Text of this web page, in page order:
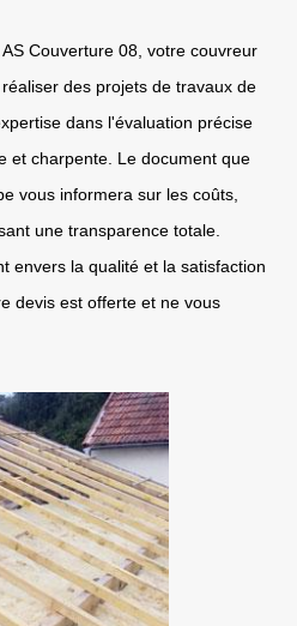
Couverture 08, votre couvreur
des projets de travaux de
dans l'évaluation précise
et charpente. Le document que
vous informera sur les coûts,
une transparence totale.
envers la qualité et la satisfaction
devis est offerte et ne vous